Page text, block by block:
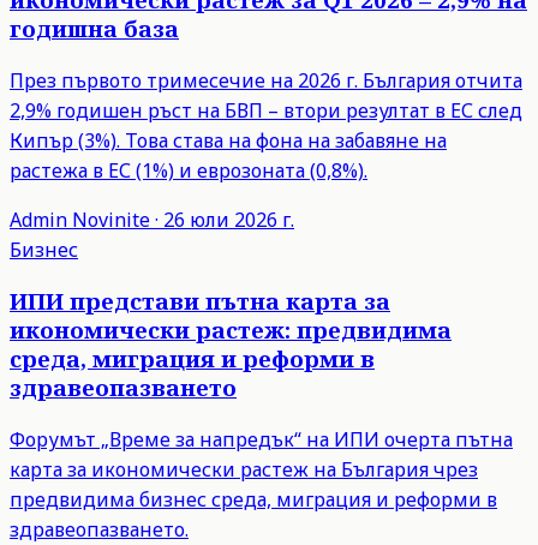
годишна база
През първото тримесечие на 2026 г. България отчита
2,9% годишен ръст на БВП – втори резултат в ЕС след
Кипър (3%). Това става на фона на забавяне на
растежа в ЕС (1%) и еврозоната (0,8%).
Admin Novinite· 26 юли 2026 г.
Бизнес
ИПИ представи пътна карта за
икономически растеж: предвидима
среда, миграция и реформи в
здравеопазването
Форумът „Време за напредък“ на ИПИ очерта пътна
карта за икономически растеж на България чрез
предвидима бизнес среда, миграция и реформи в
здравеопазването.